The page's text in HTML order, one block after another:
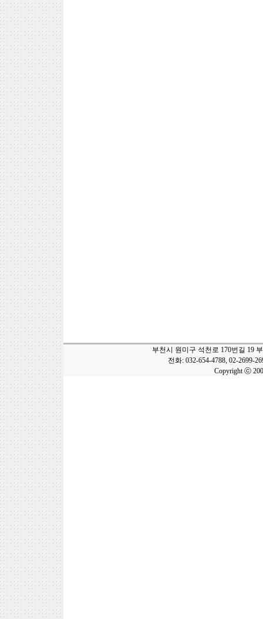
부천시 원미구 석천로 170번길 19
전화: 032-654-4788, 02-2699-
Copyright ⓒ